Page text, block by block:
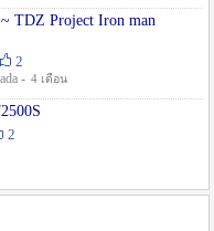
Project Iron man
2
- 4 เดือน
2